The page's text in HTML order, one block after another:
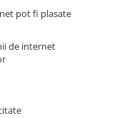
pot fi plasate
de internet